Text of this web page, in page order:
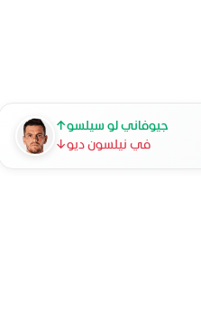
↑جيوفاني لو سيلسو
↓في نيلسون ديو